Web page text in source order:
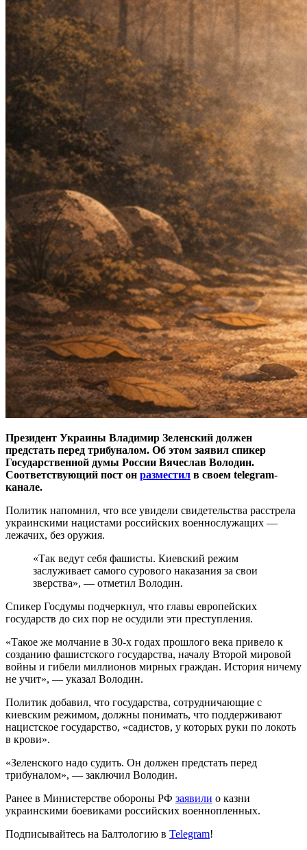
Президент Украины Владимир Зеленский должен
предстать перед трибуналом. Об этом заявил спикер
Государственной думы России Вячеслав Володин.
Соответствующий пост он разместил в своем telegram-
канале.
Политик напомнил, что все увидели свидетельства расстрела
украинскими нацистами российских военнослужащих —
лежачих, без оружия.
«Так ведут себя фашисты. Киевский режим
заслуживает самого сурового наказания за свои
зверства», — отметил Володин.
Спикер Госдумы подчеркнул, что главы европейских
государств до сих пор не осудили эти преступления.
«Такое же молчание в 30-х годах прошлого века привело к
созданию фашистского государства, началу Второй мировой
войны и гибели миллионов мирных граждан. История ничему
не учит», — указал Володин.
Политик добавил, что государства, сотрудничающие с
киевским режимом, должны понимать, что поддерживают
нацистское государство, «садистов, у которых руки по локоть
в крови».
«Зеленского надо судить. Он должен предстать перед
трибуналом», — заключил Володин.
Ранее в Министерстве обороны РФ заявили о казни
украинскими боевиками российских военнопленных.
Подписывайтесь на Балтологию в Telegram!